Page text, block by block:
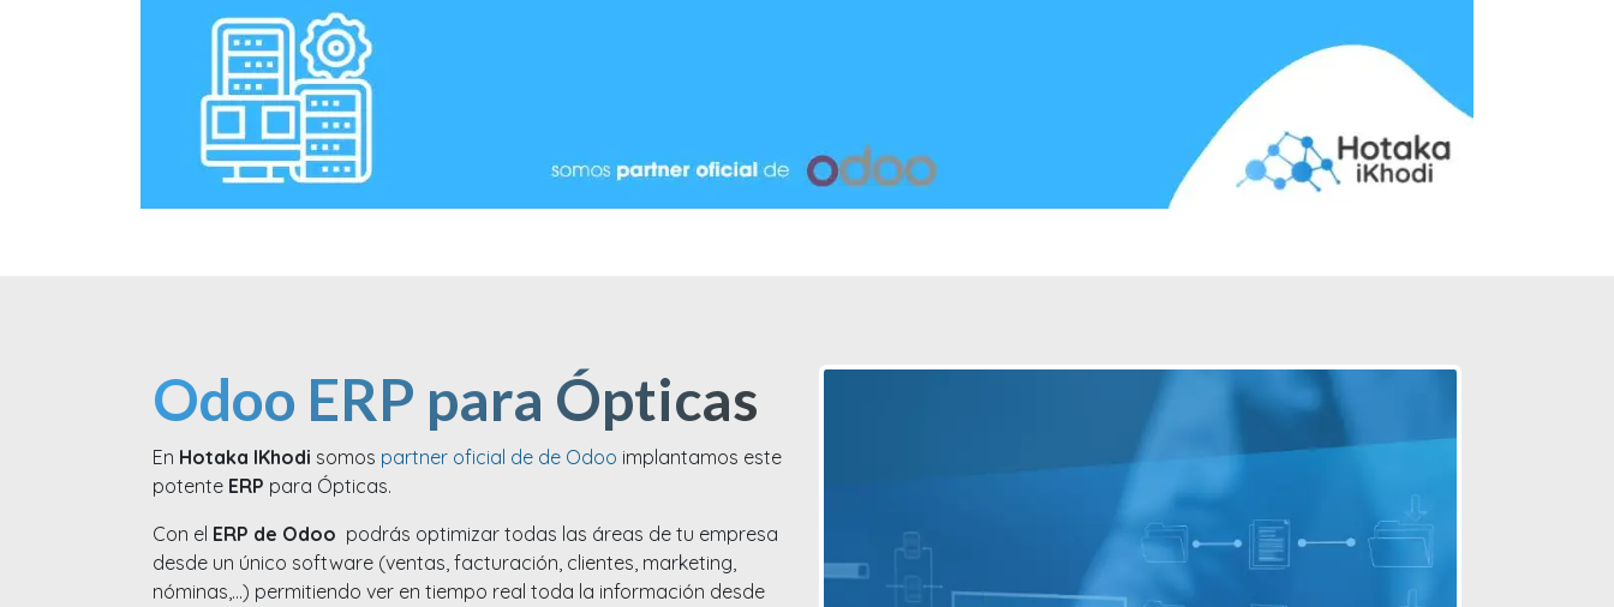
Odoo ERP para Ópticas
En Hotaka IKhodi somos partner oficial de de Odoo implantamos este
potente ERP para Ópticas.
Con el ERP de Odoo podrás optimizar todas las áreas de tu empresa
desde un único software (ventas, facturación, clientes, marketing,
nóminas,...) permitiendo ver en tiempo real toda la información desde